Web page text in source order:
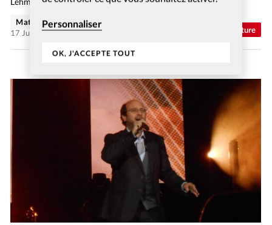
Personnaliser
OK, J'ACCEPTE TOUT
Culture
Matthieu Schmidt
17 Juil 2026